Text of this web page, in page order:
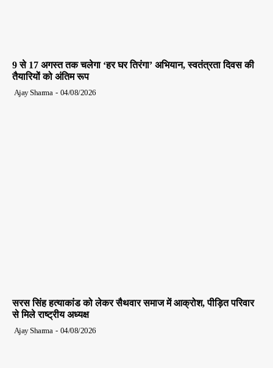
9 से 17 अगस्त तक चलेगा ‘हर घर तिरंगा’ अभियान, स्वतंत्रता दिवस की
तैयारियों को अंतिम रूप
Ajay Sharma - 04/08/2026
सरस सिंह हत्याकांड को लेकर सैथवार समाज में आक्रोश, पीड़ित परिवार
से मिले राष्ट्रीय अध्यक्ष
Ajay Sharma - 04/08/2026